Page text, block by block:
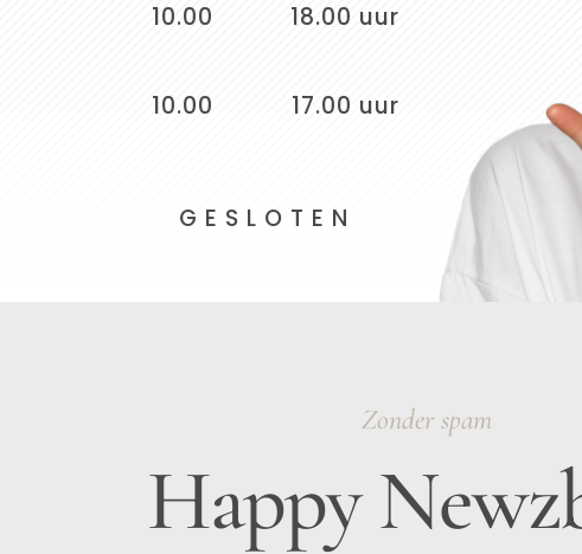
10.00 18.00 uur
10.00 17.00 uur
G E S L O T E N
Zonder spam
Happy